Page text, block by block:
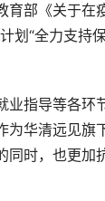
部《关于
划“全力支持
业指导等各
华清远见
时，也更